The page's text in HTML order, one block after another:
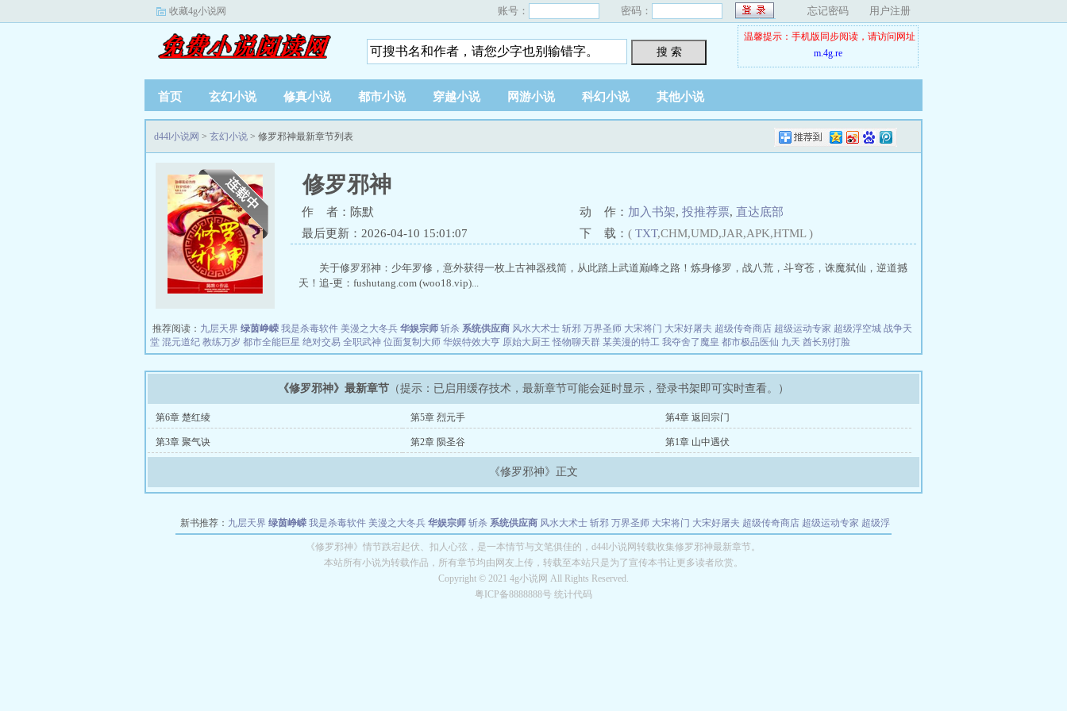
收藏4g小说网 账号： 密码： 忘记密码 用户注册
搜 索
温馨提示：手机版同步阅读，请访问网址
m.4g.re
首页 玄幻小说 修真小说 都市小说 穿越小说 网游小说 科幻小说 其他小说
d44l小说网 > 玄幻小说 > 修罗邪神最新章节列表
修罗邪神
作 者：陈默 动 作： 加入书架, 投推荐票, 直达底部
最后更新：2026-04-10 15:01:07
下 载： ( TXT,CHM,UMD,JAR,APK,HTML )
关于修罗邪神：少年罗修，意外获得一枚上古神器残简，从此踏上武道巅峰之路！炼身修罗，战八荒，斗穹苍，诛魔弑仙，逆道撼
天！追-更：fushutang.com (woo18.vip)...
推荐阅读： 九层天界 绿茵峥嵘 我是杀毒软件 美漫之大冬兵 华娱宗师 斩杀 系统供应商 风水大术士 斩邪 万界圣师 大宋将门 大宋好屠夫 超级传奇商店 超级运动专家 超级浮空城 战争天
堂 混元道纪 教练万岁 都市全能巨星 绝对交易 全职武神 位面复制大师 华娱特效大亨 原始大厨王 怪物聊天群 某美漫的特工 我夺舍了魔皇 都市极品医仙 九天 酋长别打脸
《修罗邪神》最新章节 （提示：已启用缓存技术，最新章节可能会延时显示，登录书架即可实时查看。）
第6章 楚红绫 第5章 烈元手 第4章 返回宗门
第3章 聚气诀 第2章 陨圣谷 第1章 山中遇伏
《修罗邪神》正文
新书推荐： 九层天界 绿茵峥嵘 我是杀毒软件 美漫之大冬兵 华娱宗师 斩杀 系统供应商 风水大术士 斩邪 万界圣师 大宋将门 大宋好屠夫 超级传奇商店 超级运动专家 超级浮
教练万岁 都市全能巨星 绝对交易 全职武神 位面复制大师 华娱特效大亨 原始大厨王 怪物聊天群 某美漫的特工 我夺舍了魔皇
长别打脸
《修罗邪神》情节跌宕起伏、扣人心弦，是一本情节与文笔俱佳的，d44l小说网转载收集修罗邪神最新章节。
本站所有小说为转载作品，所有章节均由网友上传，转载至本站只是为了宣传本书让更多读者欣赏。
Copyright © 2021 4g小说网 All Rights Reserved.
粤ICP备8888888号 统计代码